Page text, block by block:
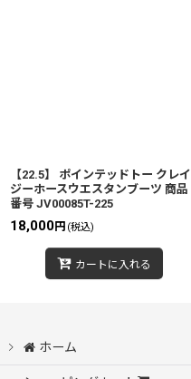
【22.5】 ポインテッドトー クレイ
ジーホースウエスタンブーツ 商品
番号 JV00085T-225
18,000円 (税込)
カートに入れる
ホーム